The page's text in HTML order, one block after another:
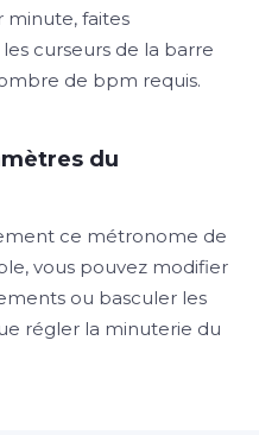
minute, faites
curseurs de la barre
de bpm requis.
du
ce métronome de
vous pouvez modifier
ou basculer les
régler la minuterie du